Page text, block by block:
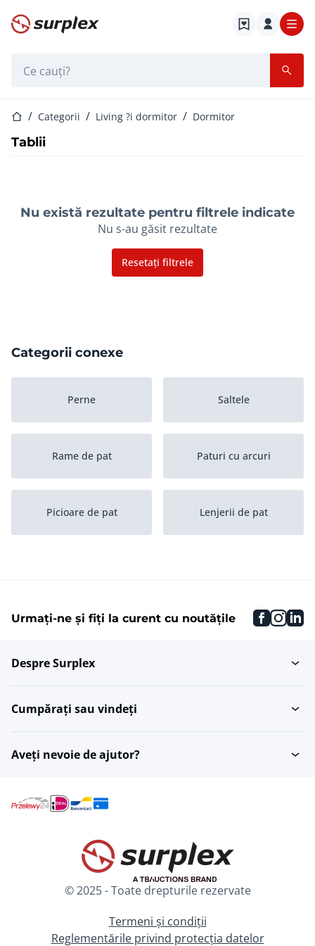
Pagina de start
Pagina de start
Categorii Living ?i dormitor Dormitor
Tablii
Nu există rezultate pentru filtrele indicate
Nu s-au găsit rezultate
Resetați filtrele
Categorii conexe
Perne Saltele
Rame de pat Paturi cu arcuri
Picioare de pat Lenjerii de pat
Urmați-ne și fiți la curent cu noutățile
Despre Surplex
Cumpărați sau vindeți
Aveți nevoie de ajutor?
© 2025 - Toate drepturile rezervate
Termeni și condiții
Reglementările privind protecția datelor